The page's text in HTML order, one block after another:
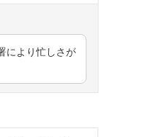
により忙しさが